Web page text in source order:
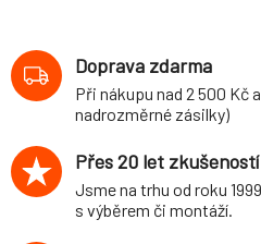
Touran (1T), 2WD,
r.v. 2015-, průměr
27 mm/26 mm
Doprava zdarma
Při nákupu nad 2 500 Kč
nadrozměrné zásilky)
Přes 20 let zkušeností
Jsme na trhu od roku
s výběrem či montáží.